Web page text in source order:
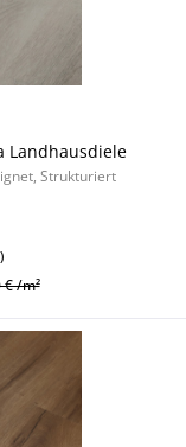
Landhausdiele
Strukturiert
€ /m²